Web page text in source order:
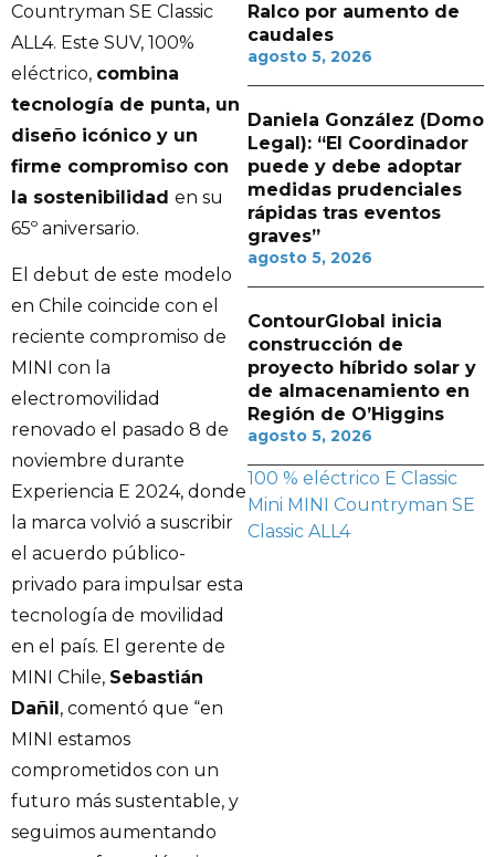
Countryman SE Classic
ALL4. Este SUV, 100%
eléctrico, combina
tecnología de punta, un
diseño icónico y un
firme compromiso con
la sostenibilidad en su
65º aniversario.
El debut de este modelo
en Chile coincide con el
reciente compromiso de
MINI con la
electromovilidad
renovado el pasado 8 de
noviembre durante
Experiencia E 2024, donde
la marca volvió a suscribir
el acuerdo público-
privado para impulsar esta
tecnología de movilidad
en el país. El gerente de
MINI Chile, Sebastián
Dañil , comentó que “en
MINI estamos
comprometidos con un
futuro más sustentable, y
seguimos aumentando
Ralco por aumento de
caudales
agosto 5, 2026
Daniela González (Domo
Legal): “El Coordinador
puede y debe adoptar
medidas prudenciales
rápidas tras eventos
graves”
agosto 5, 2026
ContourGlobal inicia
construcción de
proyecto híbrido solar y
de almacenamiento en
Región de O’Higgins
agosto 5, 2026
100 % eléctrico E Classic
Mini MINI Countryman SE
Classic ALL4